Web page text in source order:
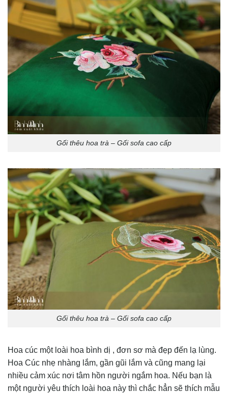
Gối thêu hoa trà – Gối sofa cao cấp
Gối thêu hoa trà – Gối sofa cao cấp
Hoa cúc một loài hoa bình dị , đơn sơ mà đẹp đến lạ lùng.
Hoa Cúc nhẹ nhàng lắm, gần gũi lắm và cũng mang lại
nhiều cảm xúc nơi tâm hồn người ngắm hoa. Nếu bạn là
một người yêu thích loài hoa này thì chắc hẳn sẽ thích mẫu